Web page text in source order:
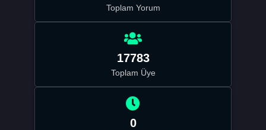
Toplam Yorum
17783
Toplam Üye
0